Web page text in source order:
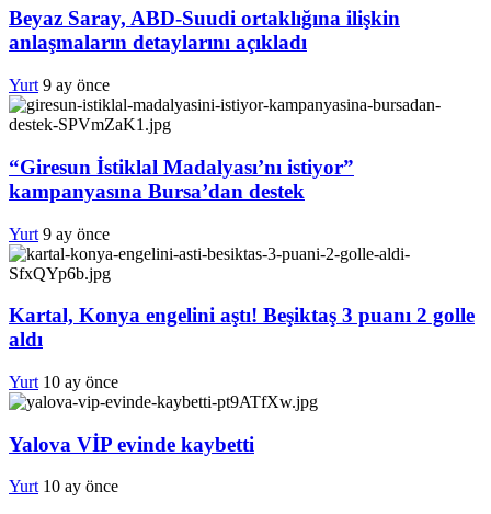
Beyaz Saray, ABD-Suudi ortaklığına ilişkin
anlaşmaların detaylarını açıkladı
Yurt 9 ay önce
“Giresun İstiklal Madalyası’nı istiyor”
kampanyasına Bursa’dan destek
Yurt 9 ay önce
Kartal, Konya engelini aştı! Beşiktaş 3 puanı 2 golle
aldı
Yurt 10 ay önce
Yalova VİP evinde kaybetti
Yurt 10 ay önce